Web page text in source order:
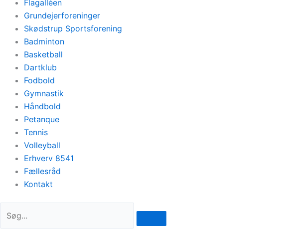
Flagalléen
Grundejerforeninger
Skødstrup Sportsforening
Badminton
Basketball
Dartklub
Fodbold
Gymnastik
Håndbold
Petanque
Tennis
Volleyball
Erhverv 8541
Fællesråd
Kontakt